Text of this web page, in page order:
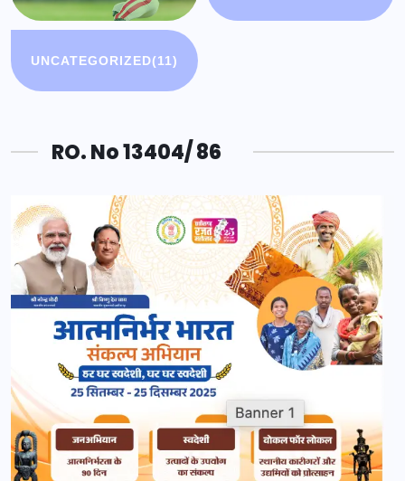
UNCATEGORIZED(11)
RO. No 13404/ 86